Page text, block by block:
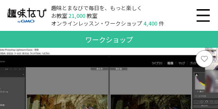
趣味とまなびで毎日を、もっと楽しく
お教室21,000教室
オンラインレッスン・ワークショップ4,400件
ワークショップ